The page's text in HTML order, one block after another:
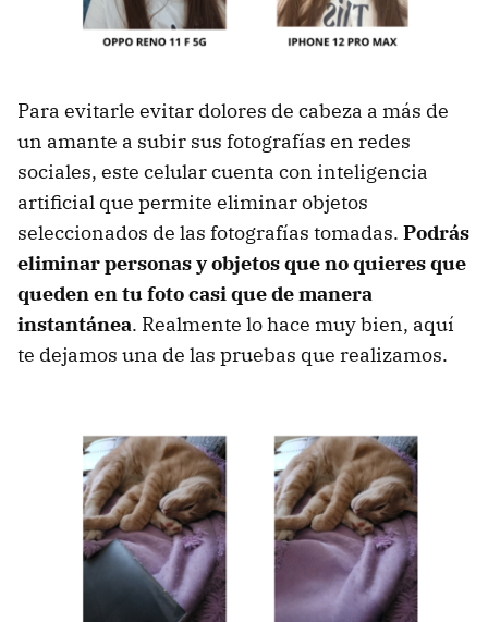
Para evitarle evitar dolores de cabeza a más de
un amante a subir sus fotografías en redes
sociales, este celular cuenta con inteligencia
artificial que permite eliminar objetos
seleccionados de las fotografías tomadas. Podrás
eliminar personas y objetos que no quieres que
queden en tu foto casi que de manera
instantánea. Realmente lo hace muy bien, aquí
te dejamos una de las pruebas que realizamos.